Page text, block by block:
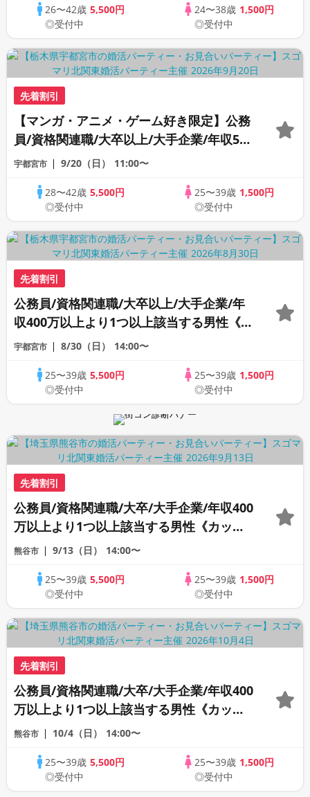
26〜42歳5,500円
◎受付中
24〜38歳 1,500円
◎受付中
先着割引
【マンガ・アニメ・ゲーム好き限定】公務
員/資格関連職/大卒以上/大手企業/年収500
万以上より1つ以上該当する男性
宇都宮市 9/20（日） 11:00〜
28〜42歳5,500円
◎受付中
25〜39歳 1,500円
◎受付中
先着割引
公務員/資格関連職/大卒以上/大手企業/年
収400万以上より1つ以上該当する男性《カ
ップリング特典付き》
宇都宮市 8/30（日） 14:00〜
25〜39歳5,500円
◎受付中
25〜39歳 1,500円
◎受付中
先着割引
公務員/資格関連職/大卒/大手企業/年収400
万以上より1つ以上該当する男性《カップ
リング特典付き》
熊谷市 9/13（日） 14:00〜
25〜39歳5,500円
◎受付中
25〜39歳 1,500円
◎受付中
先着割引
公務員/資格関連職/大卒/大手企業/年収400
万以上より1つ以上該当する男性《カップ
リング特典付き》
熊谷市 10/4（日） 14:00〜
25〜39歳5,500円
◎受付中
25〜39歳 1,500円
◎受付中